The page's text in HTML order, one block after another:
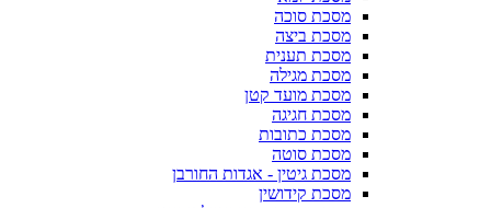
מסכת סוכה
מסכת ביצה
מסכת תענית
מסכת מגילה
מסכת מועד קטן
מסכת חגיגה
מסכת כתובות
מסכת סוטה
מסכת גיטין - אגדות החורבן
מסכת קידושין